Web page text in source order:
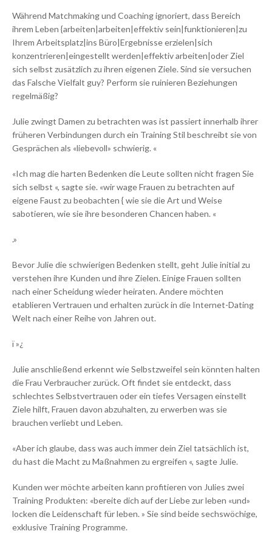
Während Matchmaking und Coaching ignoriert, dass Bereich
ihrem Leben {arbeiten|arbeiten|effektiv sein|funktionieren|zu
Ihrem Arbeitsplatz|ins Büro|Ergebnisse erzielen|sich
konzentrieren|eingestellt werden|effektiv arbeiten|oder Ziel
sich selbst zusätzlich zu ihren eigenen Ziele. Sind sie versuchen
das Falsche Vielfalt guy? Perform sie ruinieren Beziehungen
regelmäßig?
Julie zwingt Damen zu betrachten was ist passiert innerhalb ihrer
früheren Verbindungen durch ein Training Stil beschreibt sie von
Gesprächen als «liebevoll» schwierig. «
«Ich mag die harten Bedenken die Leute sollten nicht fragen Sie
sich selbst «, sagte sie. «wir wage Frauen zu betrachten auf
eigene Faust zu beobachten { wie sie die Art und Weise
sabotieren, wie sie ihre besonderen Chancen haben. «
.»
Bevor Julie die schwierigen Bedenken stellt, geht Julie initial zu
verstehen ihre Kunden und ihre Zielen. Einige Frauen sollten
nach einer Scheidung wieder heiraten. Andere möchten
etablieren Vertrauen und erhalten zurück in die Internet-Dating
Welt nach einer Reihe von Jahren out.
ï »¿
Julie anschließend erkennt wie Selbstzweifel sein könnten halten
die Frau Verbraucher zurück. Oft findet sie entdeckt, dass
schlechtes Selbstvertrauen oder ein tiefes Versagen einstellt
Ziele hilft, Frauen davon abzuhalten, zu erwerben was sie
brauchen verliebt und Leben.
«Aber ich glaube, dass was auch immer dein Ziel tatsächlich ist,
du hast die Macht zu Maßnahmen zu ergreifen «, sagte Julie.
Kunden wer möchte arbeiten kann profitieren von Julies zwei
Training Produkten: «bereite dich auf der Liebe zur leben «und»
locken die Leidenschaft für leben. » Sie sind beide sechswöchige,
exklusive Training Programme.